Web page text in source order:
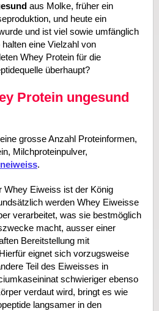
aus Molke, früher ein
und heute ein
und ist viel sowie umfänglich
eine Vielzahl von
Whey Protein für die
überhaupt?
Protein ungesund
grosse Anzahl Proteinformen,
Milchproteinpulver,
.
Whey Eiweiss ist der König
werden Whey Eiweisse
verarbeitet, was sie bestmöglich
macht, ausser einer
Bereitstellung mit
eignet sich vorzugsweise
Teil des Eiweisses in
schwieriger ebenso
verdaut wird, bringt es wie
langsamer in den